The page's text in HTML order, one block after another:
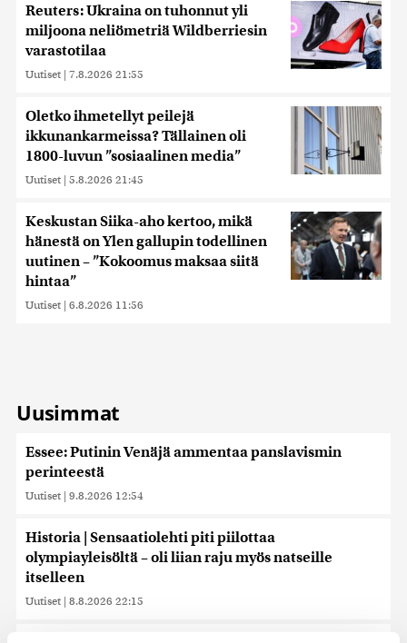
Reuters: Ukraina on tuhonnut yli
miljoona neliömetriä Wildberriesin
varastotilaa
Uutiset | 7.8.2026 21:55
Oletko ihmetellyt peilejä
ikkunankarmeissa? Tällainen oli
1800-luvun ”sosiaalinen media”
Uutiset | 5.8.2026 21:45
Keskustan Siika-aho kertoo, mikä
hänestä on Ylen gallupin todellinen
uutinen – ”Kokoomus maksaa siitä
hintaa”
Uutiset | 6.8.2026 11:56
Uusimmat
Essee: Putinin Venäjä ammentaa panslavismin
perinteestä
Uutiset | 9.8.2026 12:54
Historia | Sensaatiolehti piti piilottaa
olympiayleisöltä – oli liian raju myös natseille
itselleen
Uutiset | 8.8.2026 22:15